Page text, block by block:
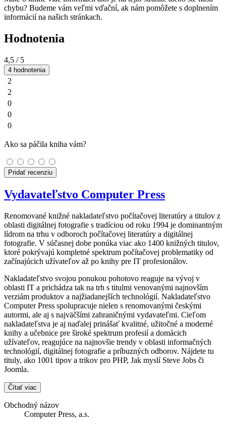
chybu? Budeme vám veľmi vďační, ak nám pomôžete s doplnením
informácií na našich stránkach.
Hodnotenia
4,5 / 5
4 hodnotenia
2
2
0
0
0
Ako sa páčila kniha vám?
Pridať recenziu
Vydavateľstvo Computer Press
Renomované knižné nakladateľstvo počítačovej literatúry a titulov z
oblasti digitálnej fotografie s tradíciou od roku 1994 je dominantným
lídrom na trhu v odboroch počítačovej literatúry a digitálnej
fotografie. V súčasnej dobe ponúka viac ako 1400 knižných titulov,
ktoré pokrývajú kompletné spektrum počítačovej problematiky od
začínajúcich užívateľov až po knihy pre IT profesionálov.
Nakladateľstvo svojou ponukou pohotovo reaguje na vývoj v
oblasti IT a prichádza tak na trh s titulmi venovanými najnovším
verziám produktov a najžiadanejších technológií. Nakladateľstvo
Computer Press spolupracuje nielen s renomovanými českými
autormi, ale aj s najväčšími zahraničnými vydavateľmi. Cieľom
nakladateľstva je aj naďalej prinášať kvalitné, užitočné a moderné
knihy a učebnice pre široké spektrum profesií a domácich
užívateľov, reagujúce na najnovšie trendy v oblasti informačných
technológií, digitálnej fotografie a príbuzných odborov. Nájdete tu
tituly, ako 1001 tipov a trikov pro PHP, Jak myslí Steve Jobs či
Joomla.
Čítať viac
Obchodný názov
Computer Press, a.s.